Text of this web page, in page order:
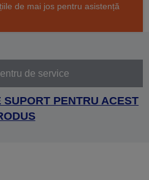
de mai jos pentru asistență
de service
PENTRU ACEST